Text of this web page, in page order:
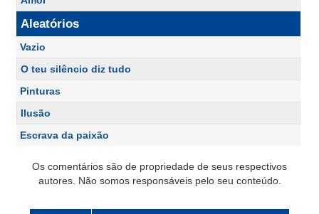
Aleatórios
Vazio
O teu silêncio diz tudo
Pinturas
Ilusão
Escrava da paixão
Os comentários são de propriedade de seus respectivos
autores. Não somos responsáveis pelo seu conteúdo.